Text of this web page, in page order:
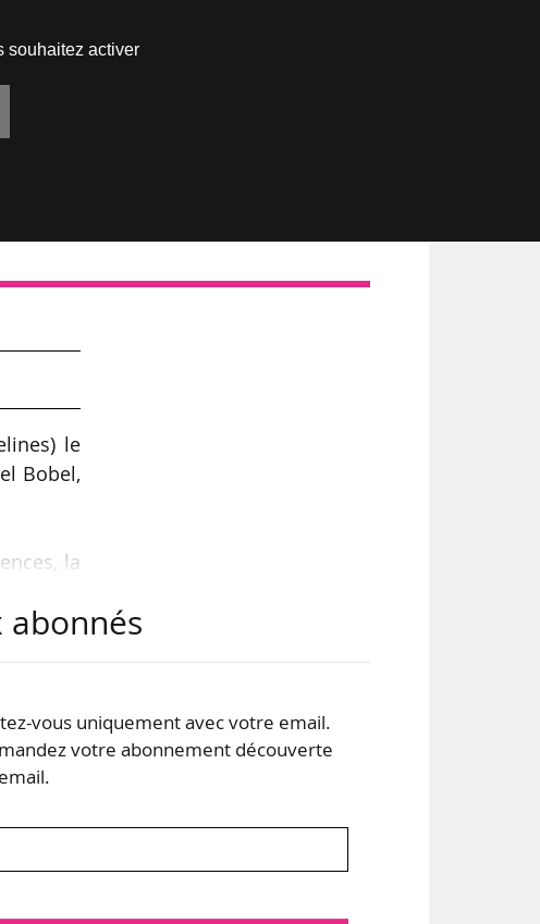
à
le
Bobel,
la
de
Deux
abonnés
vous uniquement avec votre email.
votre abonnement découverte
souhaitez activer